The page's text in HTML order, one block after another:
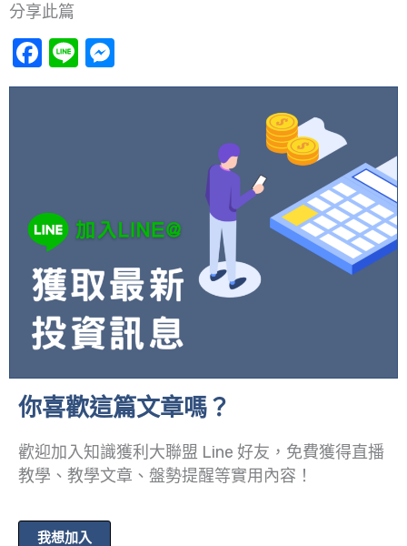
分享此篇
Facebook
Line
你喜歡這篇文章嗎？
歡迎加入知識獲利大聯盟 Line 好友，免費獲得直播
教學、教學文章、盤勢提醒等實用內容！
我想加入